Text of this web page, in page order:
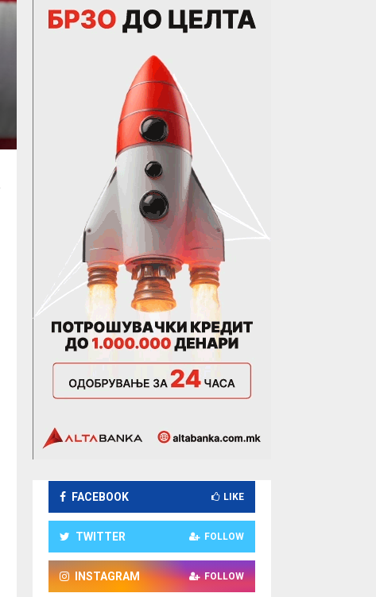
FACEBOOK LIKE
TWITTER FOLLOW
INSTAGRAM FOLLOW